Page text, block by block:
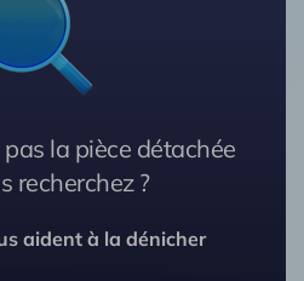
la pièce détachée
recherchez ?
aident à la dénicher